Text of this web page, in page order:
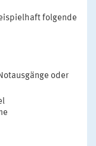
folgende
oder